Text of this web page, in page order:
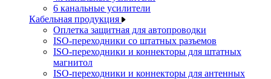
6 канальные усилители
Кабельная продукция
Оплетка защитная для автопроводки
ISO-переходники со штатных разъемов
ISO-переходники и коннекторы для штатных
магнитол
ISO-переходники и коннекторы для антенных